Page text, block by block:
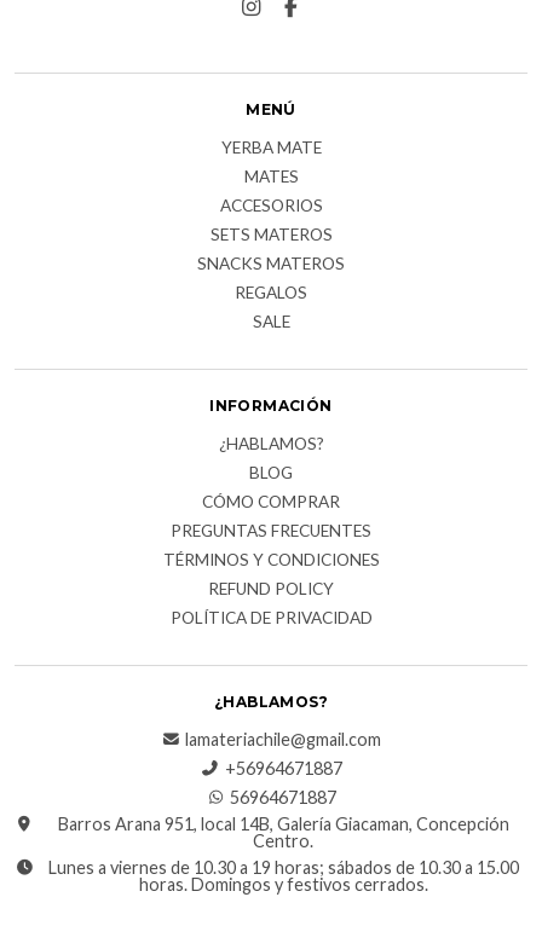
MENÚ
YERBA MATE
MATES
ACCESORIOS
SETS MATEROS
SNACKS MATEROS
REGALOS
SALE
INFORMACIÓN
¿HABLAMOS?
BLOG
CÓMO COMPRAR
PREGUNTAS FRECUENTES
TÉRMINOS Y CONDICIONES
REFUND POLICY
POLÍTICA DE PRIVACIDAD
¿HABLAMOS?
lamateriachile@gmail.com
+56964671887
56964671887
Barros Arana 951, local 14B, Galería Giacaman, Concepción
Centro.
Lunes a viernes de 10.30 a 19 horas; sábados de 10.30 a 15.00
horas. Domingos y festivos cerrados.